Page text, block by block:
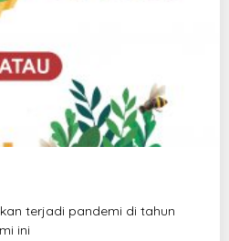
terjadi pandemi di tahun
ini